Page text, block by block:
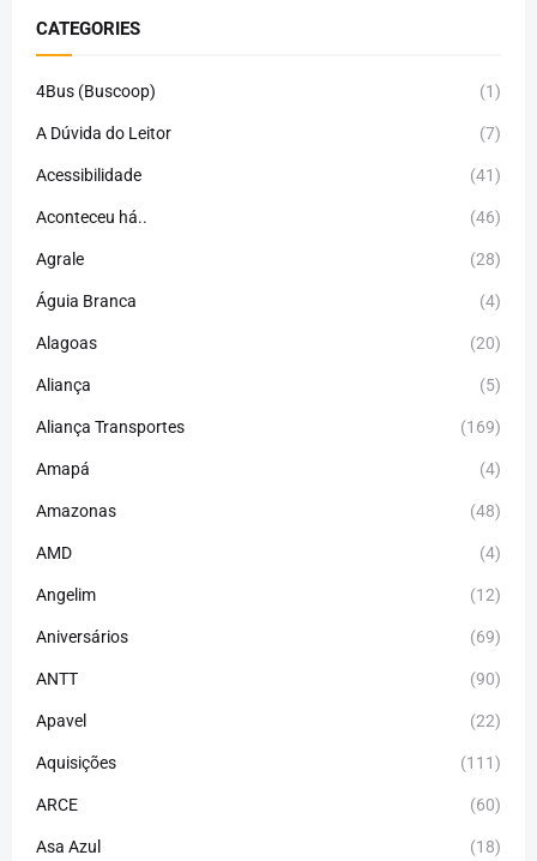
CATEGORIES
4Bus (Buscoop) (1)
A Dúvida do Leitor (7)
Acessibilidade (41)
Aconteceu há.. (46)
Agrale (28)
Águia Branca (4)
Alagoas (20)
Aliança (5)
Aliança Transportes (169)
Amapá (4)
Amazonas (48)
AMD (4)
Angelim (12)
Aniversários (69)
ANTT (90)
Apavel (22)
Aquisições (111)
ARCE (60)
Asa Azul (18)